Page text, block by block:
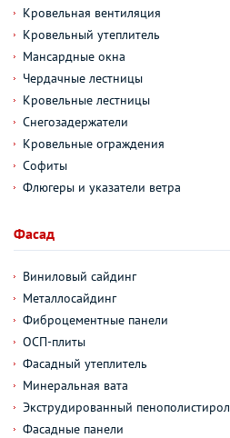
Кровельная вентиляция
Кровельный утеплитель
Мансардные окна
Чердачные лестницы
Кровельные лестницы
Снегозадержатели
Кровельные ограждения
Софиты
Флюгеры и указатели ветра
Фасад
Виниловый сайдинг
Металлосайдинг
Фиброцементные панели
ОСП-плиты
Фасадный утеплитель
Минеральная вата
Экструдированный пенополистирол
Фасадные панели